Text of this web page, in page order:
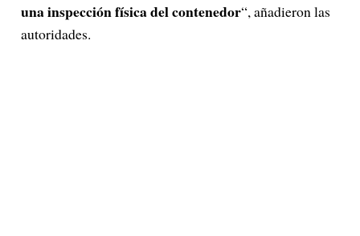
una inspección física del contenedor“, añadieron las
autoridades.